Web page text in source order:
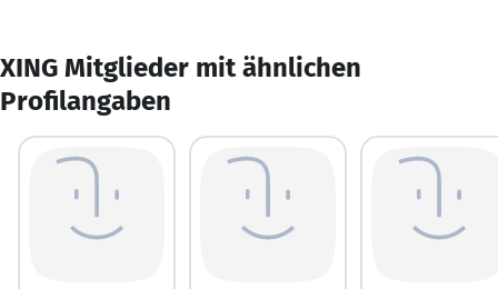
XING Mitglieder mit ähnlichen
Profilangaben